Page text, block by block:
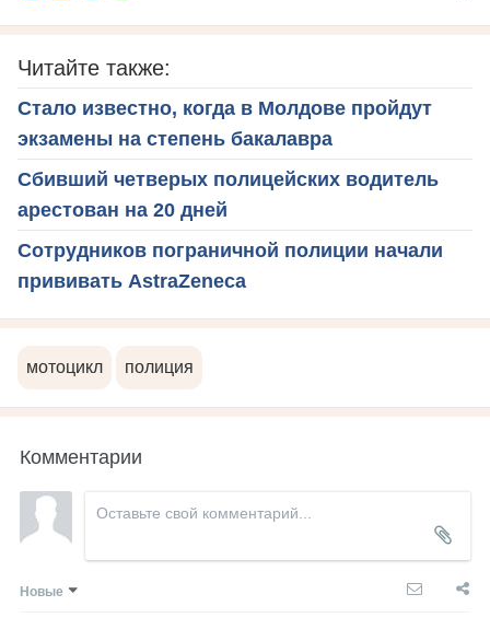
Читайте также:
Стало известно, когда в Молдове пройдут
экзамены на степень бакалавра
Сбивший четверых полицейских водитель
арестован на 20 дней
Сотрудников пограничной полиции начали
прививать AstraZeneca
мотоцикл полиция
Комментарии
Новые